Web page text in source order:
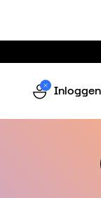
Inloggen